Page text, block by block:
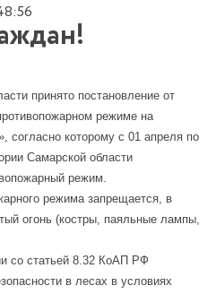
принято постановление от
режиме на
согласно которому с 01 апреля по
Самарской области
режим.
режима запрещается, в
огонь (костры, паяльные лампы,
со статьей 8.32 КоАП РФ
в лесах в условиях